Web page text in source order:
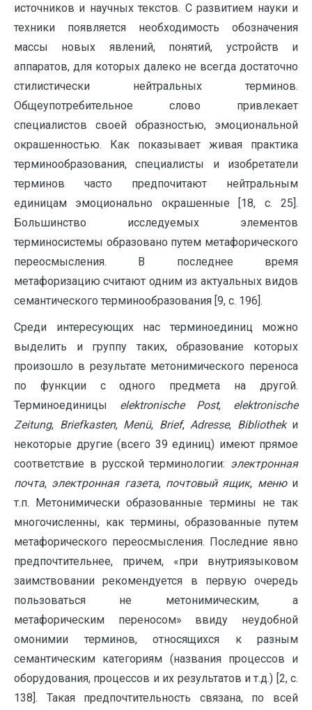
источников и научных текстов. С развитием науки и
техники появляется необходимость обозначения
массы новых явлений, понятий, устройств и
аппаратов, для которых далеко не всегда достаточно
стилистически нейтральных терминов.
Общеупотребительное слово привлекает
специалистов своей образностью, эмоциональной
окрашенностью. Как показывает живая практика
терминообразования, специалисты и изобретатели
терминов часто предпочитают нейтральным
единицам эмоционально окрашенные [18, с. 25].
Большинство исследуемых элементов
терминосистемы образовано путем метафорического
переосмысления. В последнее время
метафоризацию считают одним из актуальных видов
семантического терминообразования [9, с. 196].
Среди интересующих нас терминоединиц можно
выделить и группу таких, образование которых
произошло в результате метонимического переноса
по функции с одного предмета на другой.
Терминоединицы elektronische Post, elektronische
Zeitung, Briefkasten, Menü, Brief, Adresse, Bibliothekи
некоторые другие (всего 39 единиц) имеют прямое
соответствие в русской терминологии: электронная
почта, электронная газета, почтовый ящик, менюи
т.п. Метонимически образованные термины не так
многочисленны, как термины, образованные путем
метафорического переосмысления. Последние явно
предпочтительнее, причем, «при внутриязыковом
заимствовании рекомендуется в первую очередь
пользоваться не метонимическим, а
метафорическим переносом» ввиду неудобной
омонимии терминов, относящихся к разным
семантическим категориям (названия процессов и
оборудования, процессов и их результатов и т.д.) [2, с.
138]. Такая предпочтительность связана, по всей